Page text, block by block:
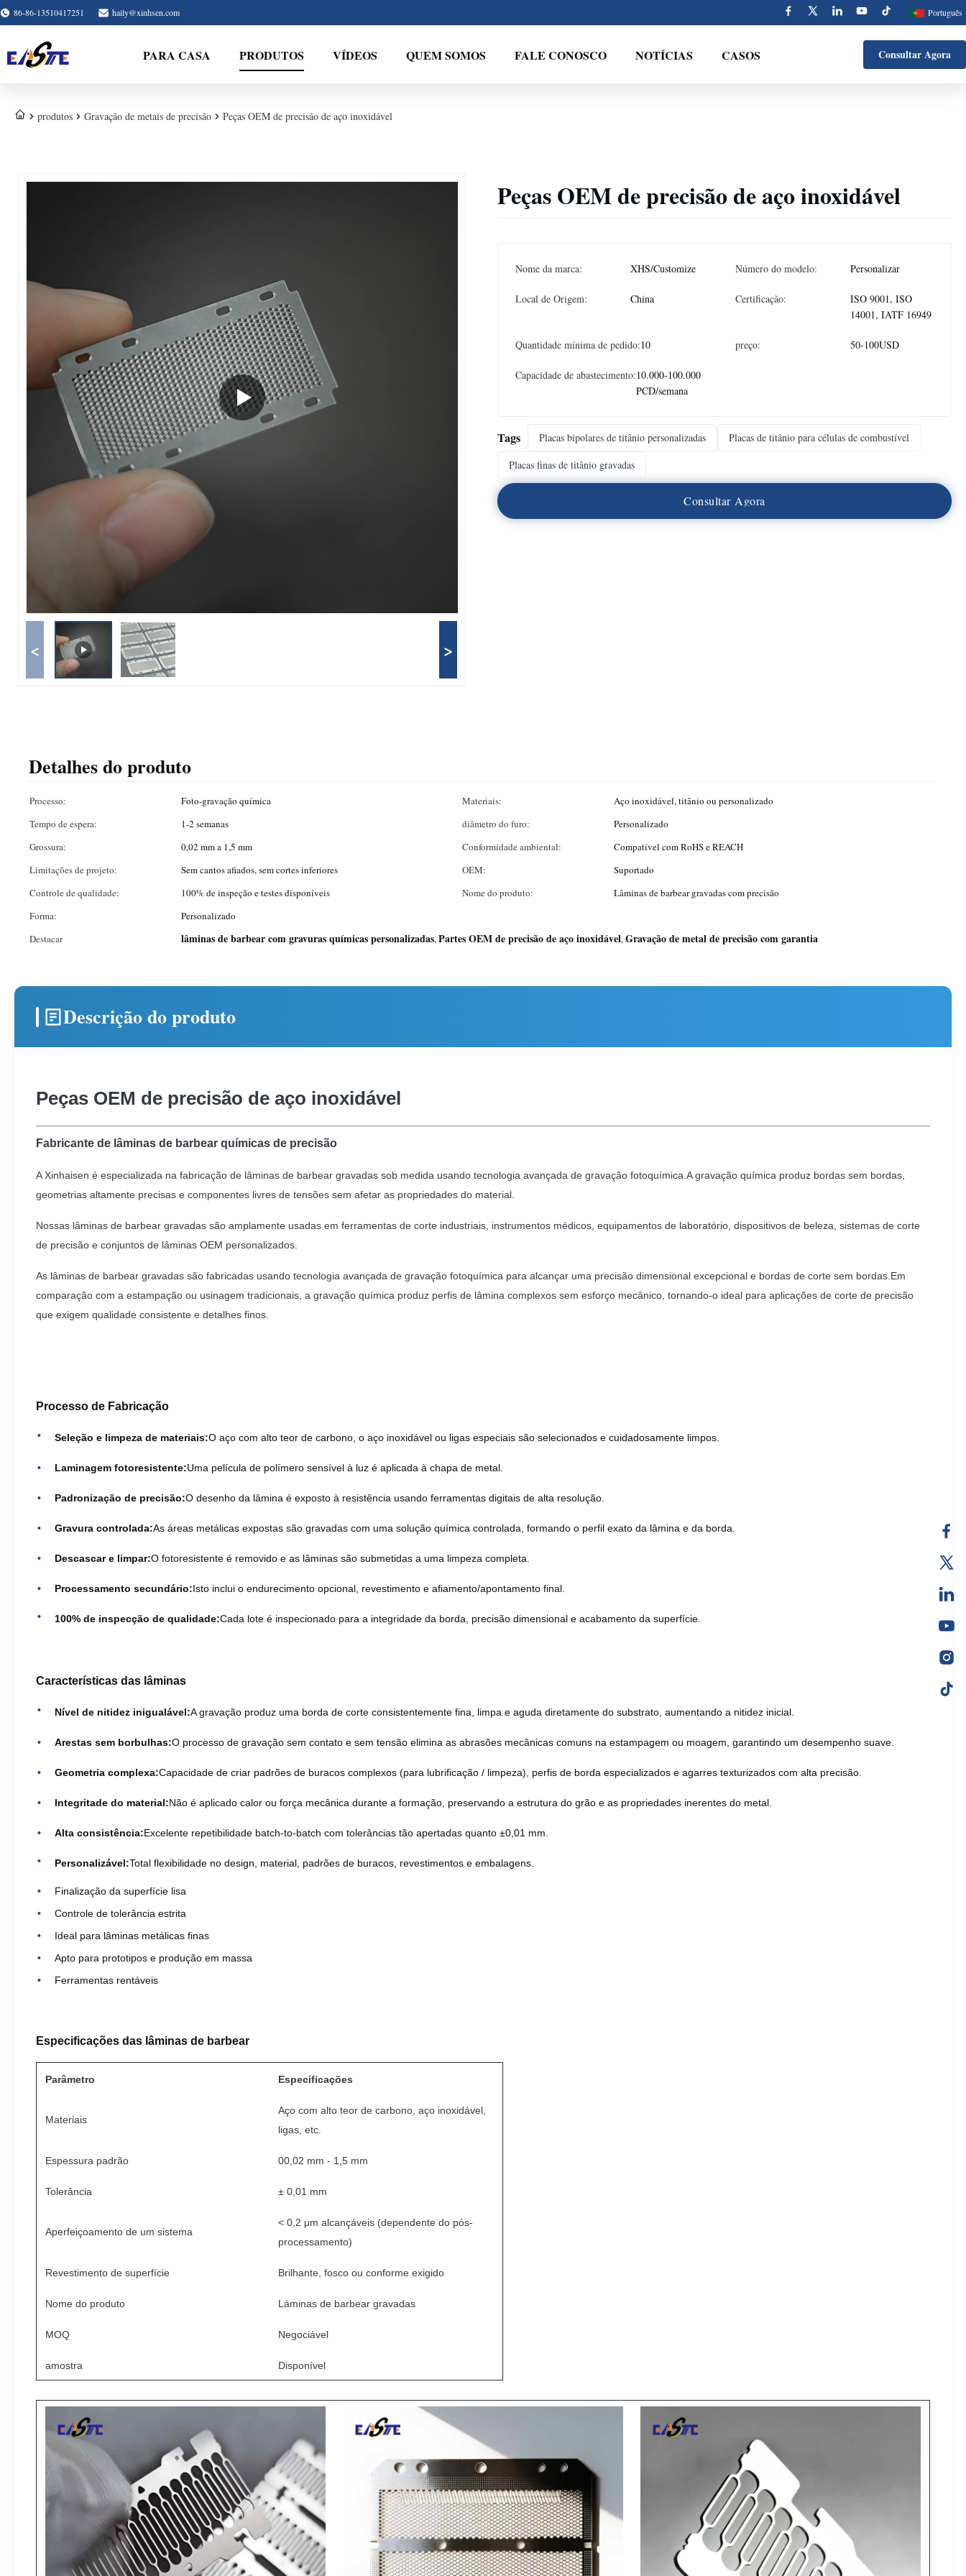
86-86-13510417251 haily@xinhsen.com Português
PARA CASA PRODUTOS VÍDEOS QUEM SOMOS FALE CONOSCO NOTÍCIAS CASOS Consultar Agora
produtos Gravação de metais de precisão Peças OEM de precisão de aço inoxidável
< >
Peças OEM de precisão de aço inoxidável
Nome da marca: XHS/Customize Número do modelo: Personalizar
Local de Origem: China Certificação:
ISO 9001, ISO
14001, IATF 16949
Quantidade mínima de pedido:10 preço: 50-100USD
Capacidade de abastecimento:10.000-100.000
PCD/semana
Tags Placas bipolares de titânio personalizadas
Placas de titânio para células de combustível
Placas finas de titânio gravadas
Consultar Agora
Detalhes do produto
Processo: Foto-gravação química Materiais:
Aço inoxidável, titânio ou personalizado
Tempo de espera:
1-2 semanas diâmetro do furo:
Personalizado
Grossura:
0,02 mm a 1,5 mm Conformidade ambiental:
Compatível com RoHS e REACH
Limitações de projeto:
Sem cantos afiados, sem cortes inferiores OEM:
Suportado
Controle de qualidade:
100% de inspeção e testes disponíveis Nome do produto:
Lâminas de barbear gravadas com precisão
Forma:
Personalizado
Destacar
lâminas de barbear com gravuras químicas personalizadas,Partes OEM de precisão de aço inoxidável,Gravação de metal de precisão com garantia
Descrição do produto
Peças OEM de precisão de aço inoxidável
Fabricante de lâminas de barbear químicas de precisão
A Xinhaisen é especializada na fabricação de lâminas de barbear gravadas sob medida usando tecnologia avançada de gravação fotoquímica.A gravação química produz bordas sem bordas,
geometrias altamente precisas e componentes livres de tensões sem afetar as propriedades do material.
Nossas lâminas de barbear gravadas são amplamente usadas em ferramentas de corte industriais, instrumentos médicos, equipamentos de laboratório, dispositivos de beleza, sistemas de corte
de precisão e conjuntos de lâminas OEM personalizados.
As lâminas de barbear gravadas são fabricadas usando tecnologia avançada de gravação fotoquímica para alcançar uma precisão dimensional excepcional e bordas de corte sem bordas.Em
comparação com a estampação ou usinagem tradicionais, a gravação química produz perfis de lâmina complexos sem esforço mecânico, tornando-o ideal para aplicações de corte de precisão
que exigem qualidade consistente e detalhes finos.
Processo de Fabricação
Seleção e limpeza de materiais:O aço com alto teor de carbono, o aço inoxidável ou ligas especiais são selecionados e cuidadosamente limpos.
Laminagem fotoresistente:Uma película de polímero sensível à luz é aplicada à chapa de metal.
Padronização de precisão:O desenho da lâmina é exposto à resistência usando ferramentas digitais de alta resolução.
Gravura controlada:As áreas metálicas expostas são gravadas com uma solução química controlada, formando o perfil exato da lâmina e da borda.
Descascar e limpar:O fotoresistente é removido e as lâminas são submetidas a uma limpeza completa.
Processamento secundário:Isto inclui o endurecimento opcional, revestimento e afiamento/apontamento final.
100% de inspecção de qualidade:Cada lote é inspecionado para a integridade da borda, precisão dimensional e acabamento da superfície.
Características das lâminas
Nível de nitidez inigualável:A gravação produz uma borda de corte consistentemente fina, limpa e aguda diretamente do substrato, aumentando a nitidez inicial.
Arestas sem borbulhas:O processo de gravação sem contato e sem tensão elimina as abrasões mecânicas comuns na estampagem ou moagem, garantindo um desempenho suave.
Geometria complexa:Capacidade de criar padrões de buracos complexos (para lubrificação / limpeza), perfis de borda especializados e agarres texturizados com alta precisão.
Integritade do material:Não é aplicado calor ou força mecânica durante a formação, preservando a estrutura do grão e as propriedades inerentes do metal.
Alta consistência:Excelente repetibilidade batch-to-batch com tolerâncias tão apertadas quanto ±0,01 mm.
Personalizável:Total flexibilidade no design, material, padrões de buracos, revestimentos e embalagens.
Finalização da superfície lisa
Controle de tolerância estrita
Ideal para lâminas metálicas finas
Apto para prototipos e produção em massa
Ferramentas rentáveis
Especificações das lâminas de barbear
Parâmetro Especificações
Materiais
Aço com alto teor de carbono, aço inoxidável,
ligas, etc.
Espessura padrão 00,02 mm - 1,5 mm
Tolerância ± 0,01 mm
Aperfeiçoamento de um sistema
< 0,2 μm alcançáveis (dependente do pós-
processamento)
Revestimento de superfície Brilhante, fosco ou conforme exigido
Nome do produto Láminas de barbear gravadas
MOQ Negociável
amostra Disponível